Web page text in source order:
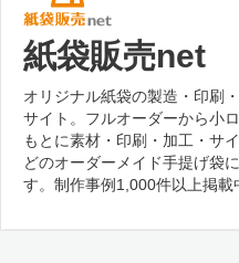
紙袋販売net
オリジナル紙袋の製造・印刷
サイト。フルオーダーから小
もとに素材・印刷・加工・サ
どのオーダーメイド手提げ袋
す。制作事例1,000件以上掲載